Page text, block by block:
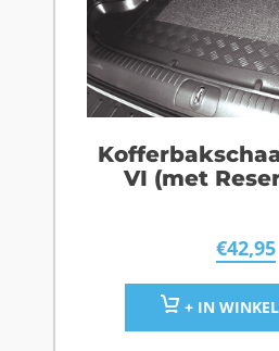
VI (met
€42,95
+ IN